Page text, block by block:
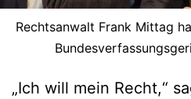
Rechtsanwalt Frank Mittag
„Ich will mein Recht,“